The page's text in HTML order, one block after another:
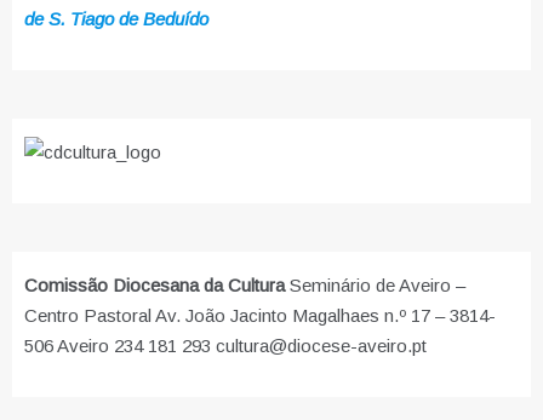
de S. Tiago de Beduído
Comissão Diocesana da CulturaSeminário de Aveiro –
Centro Pastoral Av. João Jacinto Magalhaes n.º 17 – 3814-
506 Aveiro 234 181 293 cultura@diocese-aveiro.pt